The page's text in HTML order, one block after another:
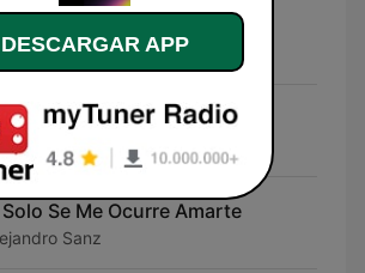
Safdie
Tuviera Que Elegir
Montaner
Se Me Ocurre Amarte
Sanz
DESCARGAR APP